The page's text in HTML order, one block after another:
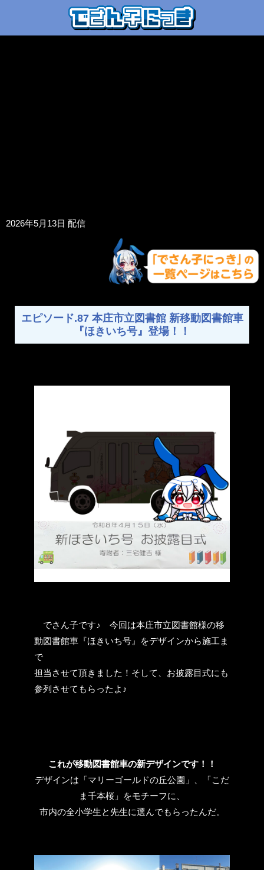
2026年5月13日 配信
エピソード.87 本庄市立図書館 新移動図書館車
『ほきいち号』登場！！
でさん子です♪ 今回は本庄市立図書館様の移
動図書館車『ほきいち号』をデザインから施工ま
で
担当させて頂きました！そして、お披露目式にも
参列させてもらったよ♪
これが移動図書館車の新デザインです！！
デザインは「マリーゴールドの丘公園」、「こだ
ま千本桜」をモチーフに、
市内の全小学生と先生に選んでもらったんだ。